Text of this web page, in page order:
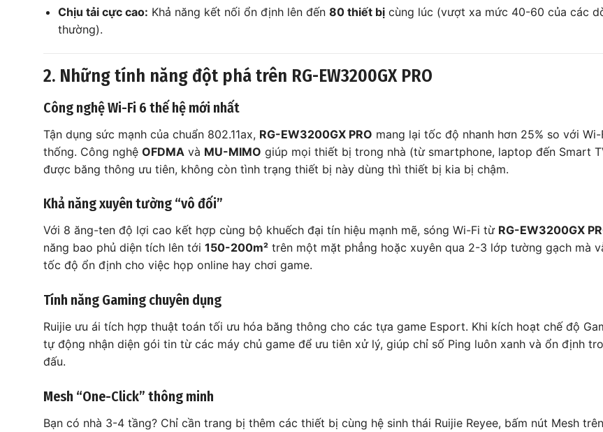
Chịu tải cực cao: Khả năng kết nối ổn định lên đến 80 thiết bịcùng lúc (vượt xa mức 40-60 của các
thường).
2. Những tính năng đột phá trên RG-EW3200GX PRO
Công nghệ Wi-Fi 6 thế hệ mới nhất
Tận dụng sức mạnh của chuẩn 802.11ax, RG-EW3200GX PRO mang lại tốc độ nhanh hơn 25% so với
thống. Công nghệ OFDMA và MU-MIMO giúp mọi thiết bị trong nhà (từ smartphone, laptop đến Smart
được băng thông ưu tiên, không còn tình trạng thiết bị này dùng thì thiết bị kia bị chậm.
Khả năng xuyên tường “vô đối”
Với 8 ăng-ten độ lợi cao kết hợp cùng bộ khuếch đại tín hiệu mạnh mẽ, sóng Wi-Fi từ RG-EW3200GX
năng bao phủ diện tích lên tới 150-200m² trên một mặt phẳng hoặc xuyên qua 2-3 lớp tường gạch mà
tốc độ ổn định cho việc họp online hay chơi game.
Tính năng Gaming chuyên dụng
Ruijie ưu ái tích hợp thuật toán tối ưu hóa băng thông cho các tựa game Esport. Khi kích hoạt chế độ
tự động nhận diện gói tin từ các máy chủ game để ưu tiên xử lý, giúp chỉ số Ping luôn xanh và ổn định
đấu.
Mesh “One-Click” thông minh
Bạn có nhà 3-4 tầng? Chỉ cần trang bị thêm các thiết bị cùng hệ sinh thái Ruijie Reyee, bấm nút Mesh trên